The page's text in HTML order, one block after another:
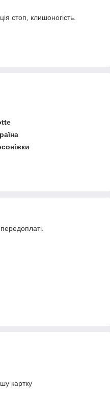
стоп
клишоногість.
картку